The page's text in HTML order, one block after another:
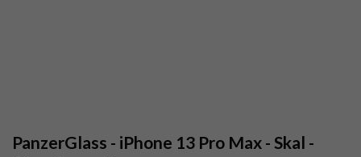
PanzerGlass - iPhone 13 Pro Max - Skal -